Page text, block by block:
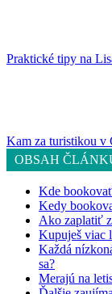
Praktické tipy na
Kam za turistikou v
OBSAH
Kde
Kedy
Ako zaplatiť
Kupuješ viac
Každá
sa?
Merajú na